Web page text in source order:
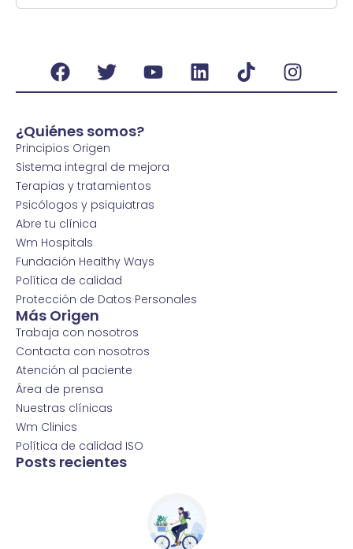
¿Quiénes somos?
Principios Origen
Sistema integral de mejora
Terapias y tratamientos
Psicólogos y psiquiatras
Abre tu clínica
Wm Hospitals
Fundación Healthy Ways
Política de calidad
Protección de Datos Personales
Más Origen
Trabaja con nosotros
Contacta con nosotros
Atención al paciente
Área de prensa
Nuestras clínicas
Wm Clinics
Política de calidad ISO
Posts recientes